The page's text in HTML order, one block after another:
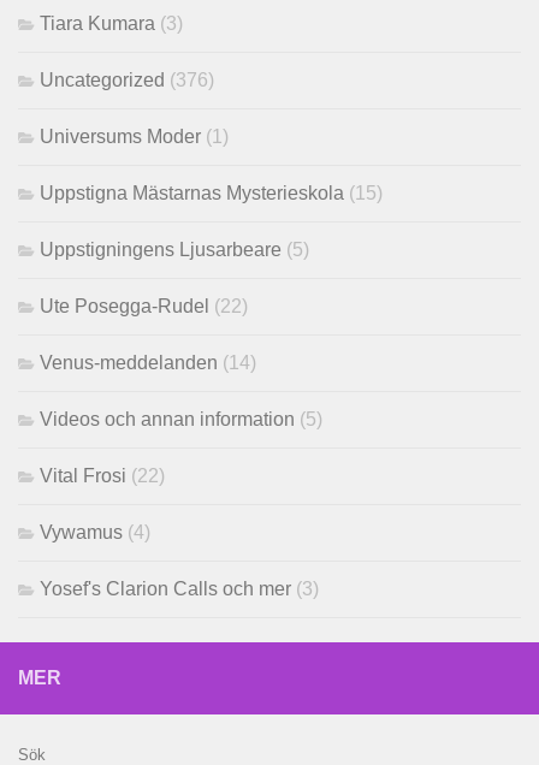
Tiara Kumara (3)
Uncategorized (376)
Universums Moder (1)
Uppstigna Mästarnas Mysterieskola (15)
Uppstigningens Ljusarbeare (5)
Ute Posegga-Rudel (22)
Venus-meddelanden (14)
Videos och annan information (5)
Vital Frosi (22)
Vywamus (4)
Yosef's Clarion Calls och mer (3)
MER
Sök